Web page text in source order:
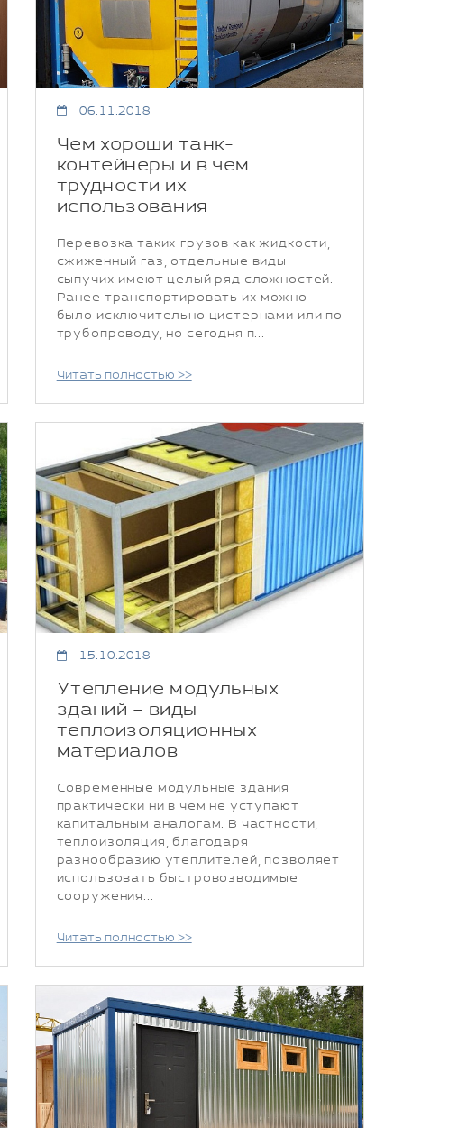
06.11.2018
Чем хороши танк-
контейнеры и в чем
трудности их
использования
Перевозка таких грузов как жидкости,
сжиженный газ, отдельные виды
сыпучих имеют целый ряд сложностей.
Ранее транспортировать их можно
было исключительно цистернами или по
трубопроводу, но сегодня п...
Читать полностью >>
15.10.2018
Утепление модульных
зданий – виды
теплоизоляционных
материалов
Современные модульные здания
практически ни в чем не уступают
капитальным аналогам. В частности,
теплоизоляция, благодаря
разнообразию утеплителей, позволяет
использовать быстровозводимые
сооружения...
Читать полностью >>